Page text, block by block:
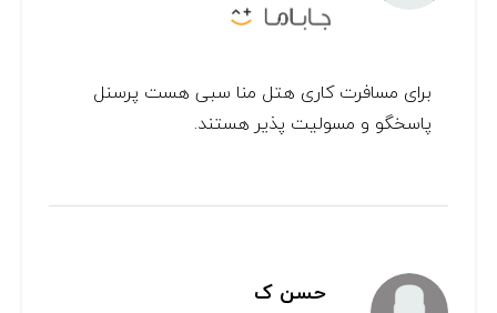
برای مسافرت کاری هتل منا سبی هست پرسنل
پاسخگو و مسولیت پذیر هستند.
حسن ک